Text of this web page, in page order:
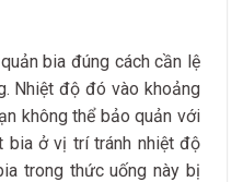
bia đúng cách cần lệ
Nhiệt độ đó vào khoảng
không thể bảo quản với
bia ở vị trí tránh nhiệt độ
trong thức uống này bị